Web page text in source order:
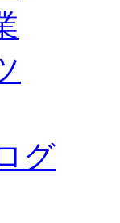
グ